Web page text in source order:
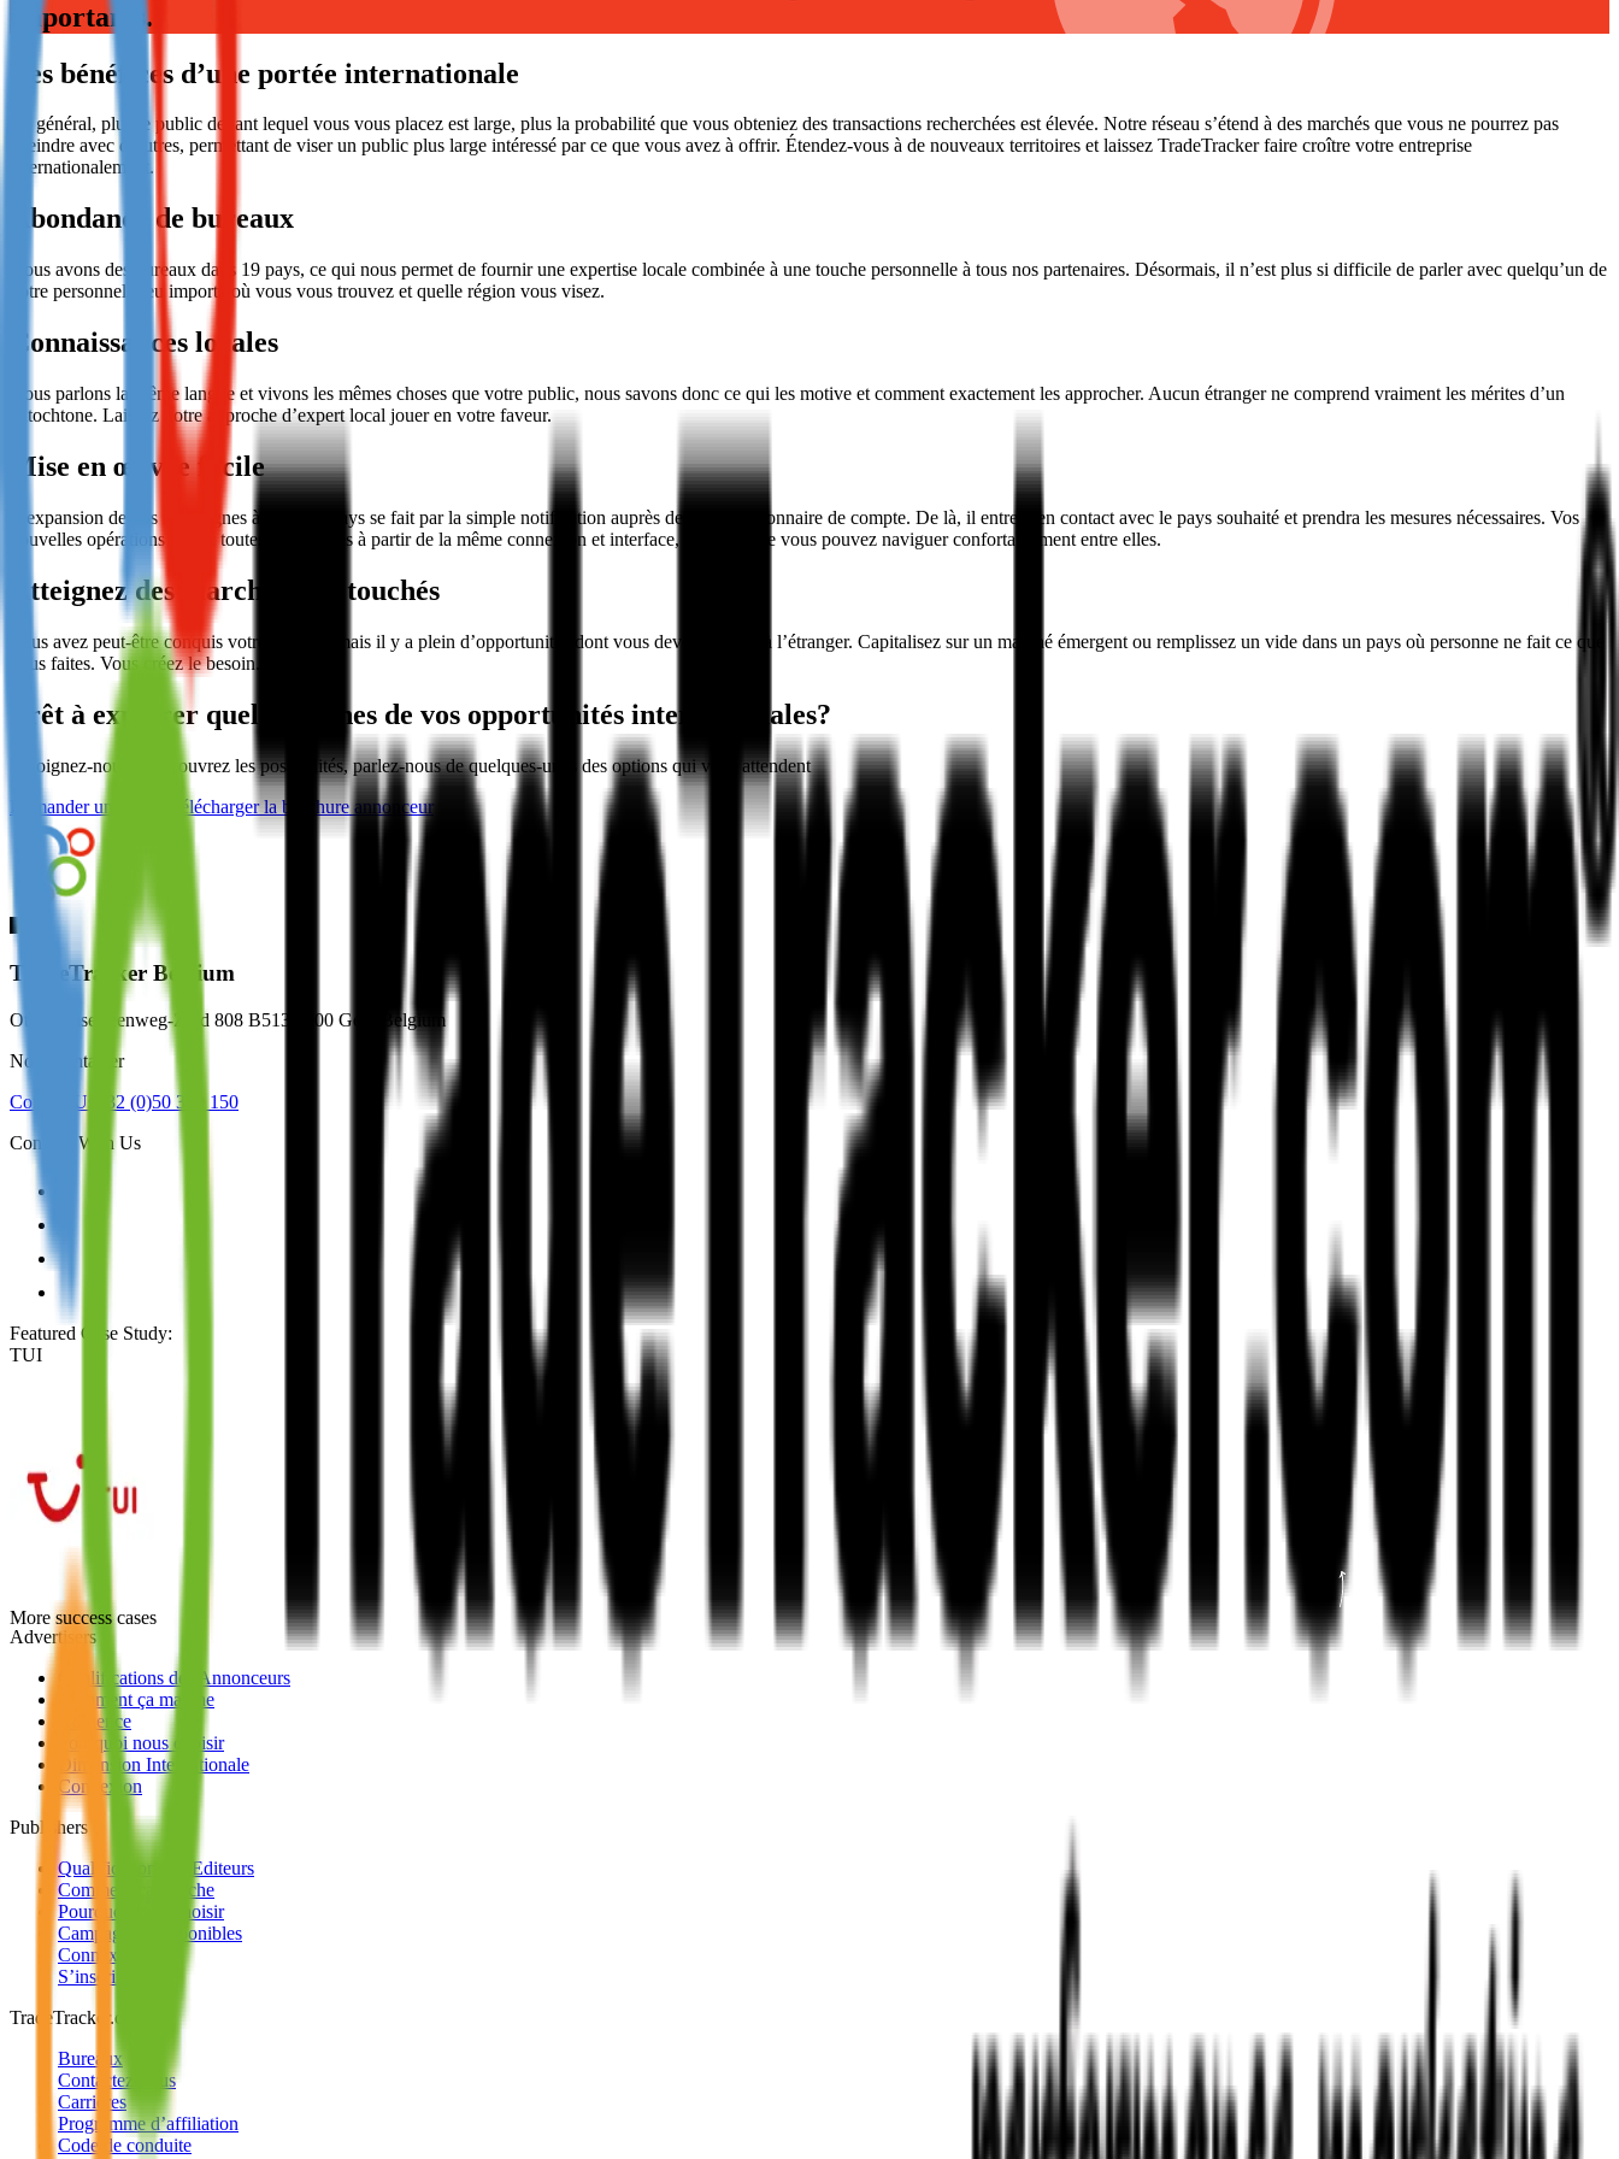
Not already our Publisher?
Sign up here
importants.
Les bénéfices d’une portée internationale
En général, plus le public devant lequel vous vous placez est large, plus la probabilité que vous obteniez des transactions recherchées est élevée. Notre réseau s’étend à des marchés que vous ne pourrez pas
atteindre avec d’autres, permettant de viser un public plus large intéressé par ce que vous avez à offrir. Étendez-vous à de nouveaux territoires et laissez TradeTracker faire croître votre entreprise
internationalement.
Abondance de bureaux
Nous avons des bureaux dans 19 pays, ce qui nous permet de fournir une expertise locale combinée à une touche personnelle à tous nos partenaires. Désormais, il n’est plus si difficile de parler avec quelqu’un de
notre personnel, peu importe où vous vous trouvez et quelle région vous visez.
Connaissances locales
Nous parlons la même langue et vivons les mêmes choses que votre public, nous savons donc ce qui les motive et comment exactement les approcher. Aucun étranger ne comprend vraiment les mérites d’un
autochtone. Laissez notre approche d’expert local jouer en votre faveur.
Mise en œuvre facile
L’expansion de vos campagnes à d’autres pays se fait par la simple notification auprès de votre gestionnaire de compte. De là, il entrera en contact avec le pays souhaité et prendra les mesures nécessaires. Vos
nouvelles opérations seront toutes accessibles à partir de la même connexion et interface, de sorte que vous pouvez naviguer confortablement entre elles.
Atteignez des marchés non touchés
Vous avez peut-être conquis votre marché, mais il y a plein d’opportunités dont vous devez profiter à l’étranger. Capitalisez sur un marché émergent ou remplissez un vide dans un pays où personne ne fait ce que
vous faites. Vous créez le besoin.
Prêt à explorer quelques unes de vos opportunités internationales?
Rejoignez-nous et découvrez les possibilités, parlez-nous de quelques-unes des options qui vous attendent
Demander une démo
Télécharger la brochure annonceur
TradeTracker Belgium
Ottergemsesteenweg-Zuid 808 B513 9000 Gent Belgium
Nous contacter
Contact Us
+32 (0)50 310 150
Connect With Us
Featured Case Study:
TUI
More success cases
Advertisers
Qualifications des Annonceurs
Comment ça marche
Audience
Pourquoi nous choisir
Dimension Internationale
Connexion
Publishers
Qualification des Editeurs
Comment ça marche
Pourquoi nous choisir
Campagnes Disponibles
Connexion
S’inscrire
TradeTracker.com
Bureaux
Contactez-nous
Carrières
Programme d’affiliation
Code de conduite